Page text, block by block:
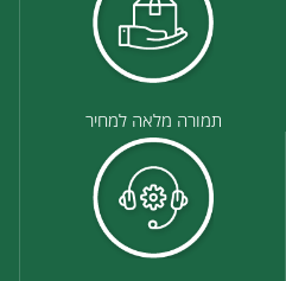
תמורה מלאה למחיר